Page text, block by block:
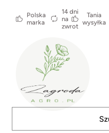
Polska
marka
14 dni
na
zwrot
Tania
wysyłka